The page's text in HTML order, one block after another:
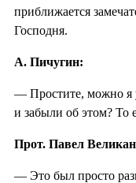
приближается
Господня.
А. Пичугин:
— Простите, можно я
и забыли об этом? То
Прот. Павел
— Это был просто